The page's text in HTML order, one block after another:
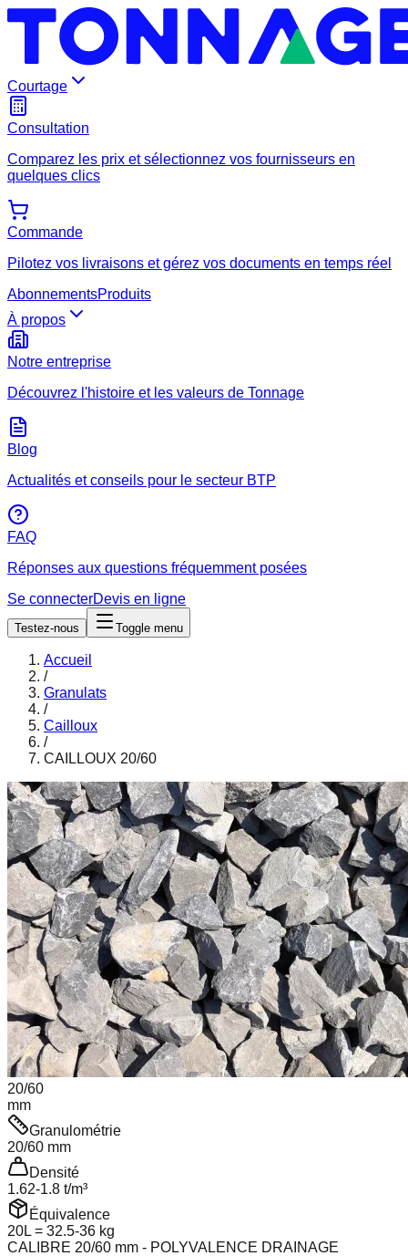
Courtage
Consultation
Comparez les prix et sélectionnez vos fournisseurs en
quelques clics
Commande
Pilotez vos livraisons et gérez vos documents en temps réel
AbonnementsProduits
À propos
Notre entreprise
Découvrez l'histoire et les valeurs de Tonnage
Blog
Actualités et conseils pour le secteur BTP
FAQ
Réponses aux questions fréquemment posées
Se connecterDevis en ligne
Testez-nous Toggle menu
Accueil
/
Granulats
/
Cailloux
/
CAILLOUX 20/60
20/60
mm
Granulométrie
20/60 mm
Densité
1.62-1.8 t/m³
Équivalence
20L = 32.5-36 kg
CALIBRE 20/60 mm - POLYVALENCE DRAINAGE